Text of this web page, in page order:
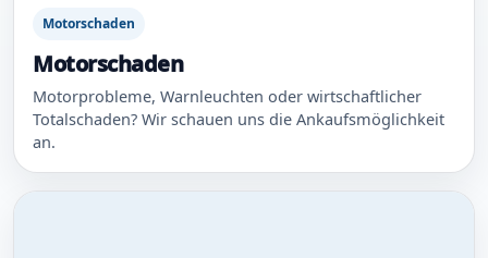
Motorschaden
Motorschaden
Motorprobleme, Warnleuchten oder wirtschaftlicher
Totalschaden? Wir schauen uns die Ankaufsmöglichkeit
an.